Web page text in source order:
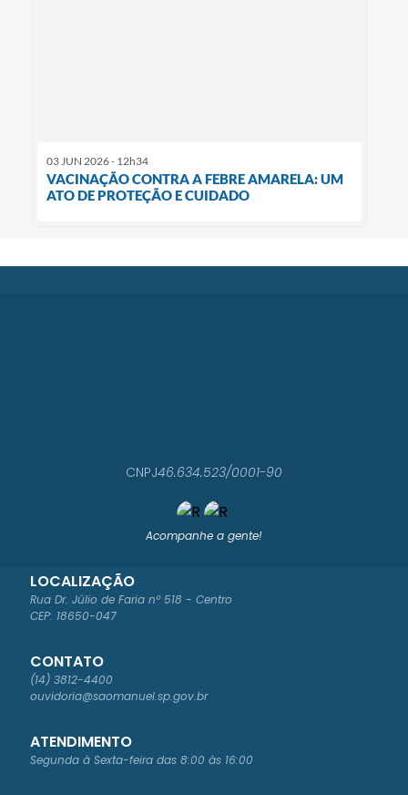
03 JUN 2026 - 12h34
VACINAÇÃO CONTRA A FEBRE AMARELA: UM
ATO DE PROTEÇÃO E CUIDADO
Acompanhe a gente!
LOCALIZAÇÃO
Rua Dr. Júlio de Faria nº 518 - Centro
CEP: 18650-047
CONTATO
(14) 3812-4400
ouvidoria@saomanuel.sp.gov.br
ATENDIMENTO
Segunda à Sexta-feira das 8:00 às 16:00
CNPJ46.634.523/0001-90